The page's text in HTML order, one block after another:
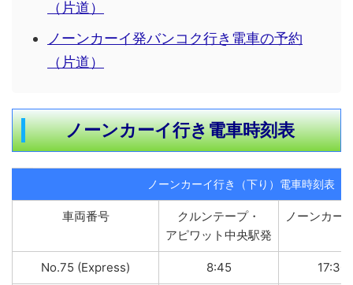
（片道）
ノーンカーイ発バンコク行き電車の予約
（片道）
ノーンカーイ行き電車時刻表
ノーンカーイ行き（下り）電車時刻表
車両番号
クルンテープ・
アピワット中央駅発
ノーンカー
No.75 (Express) 8:45 17:30